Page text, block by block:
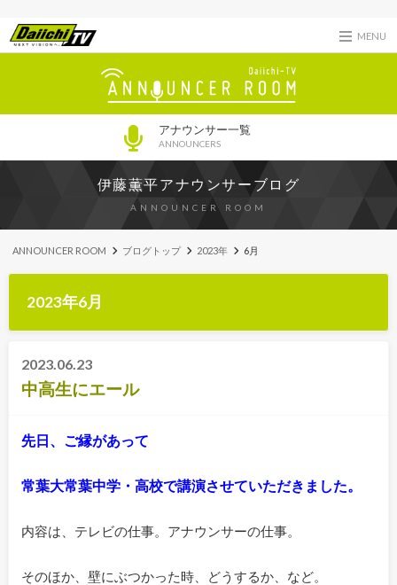
MENU
アナウンサー一覧
ANNOUNCERS
伊藤薫平アナウンサーブログ
ANNOUNCER ROOM
ANNOUNCER ROOM ブログトップ 2023年 6月
2023年6月
2023.06.23
中高生にエール
先日、ご縁があって
常葉大常葉中学・高校で講演させていただきました。
内容は、テレビの仕事。アナウンサーの仕事。
そのほか、壁にぶつかった時、どうするか、など。